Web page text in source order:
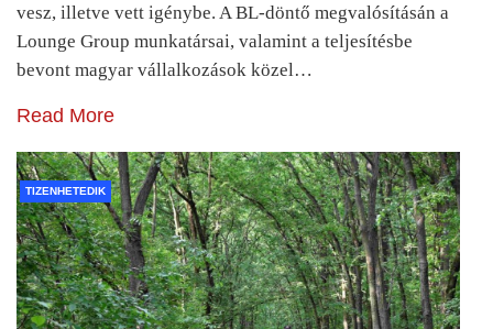
vesz, illetve vett igénybe. A BL-döntő megvalósításán a
Lounge Group munkatársai, valamint a teljesítésbe
bevont magyar vállalkozások közel…
Read More
TIZENHETEDIK